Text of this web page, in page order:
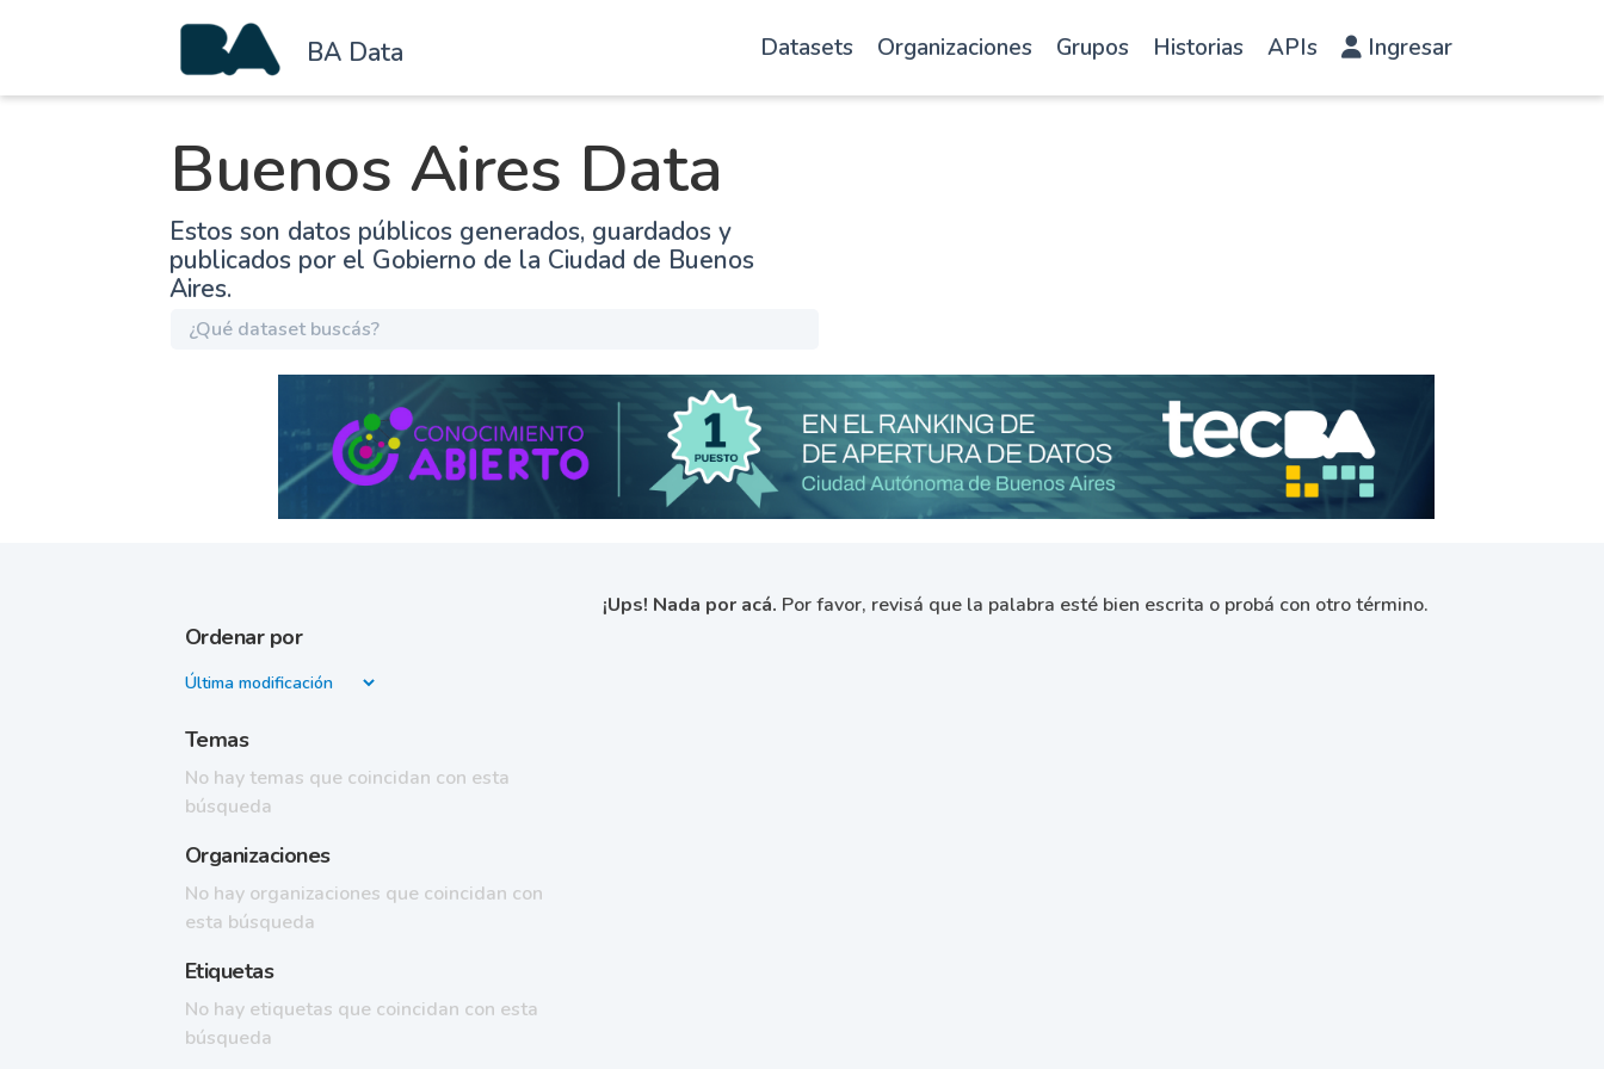
BA Data Datasets Organizaciones Grupos Historias APIs Ingresar
Buenos Aires Data
Estos son datos públicos generados, guardados y
publicados por el Gobierno de la Ciudad de Buenos
Aires.
Ordenar por
Temas
No hay temas que coincidan con esta
búsqueda
Organizaciones
No hay organizaciones que coincidan con
esta búsqueda
Etiquetas
No hay etiquetas que coincidan con esta
búsqueda
¡Ups! Nada por acá. Por favor, revisá que la palabra esté bien escrita o probá con otro término.